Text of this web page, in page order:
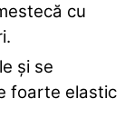
cu
și se
foarte elastic